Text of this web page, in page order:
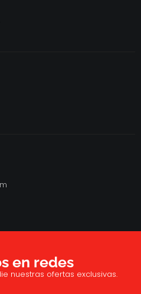
en redes
nuestras ofertas exclusivas.